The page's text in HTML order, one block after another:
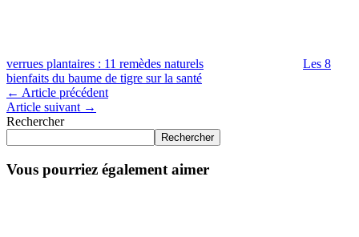
verrues plantaires : 11 remèdes naturels
Les 8
bienfaits du baume de tigre sur la santé
← Article précédent
Article suivant →
Rechercher
Rechercher
Vous pourriez également aimer